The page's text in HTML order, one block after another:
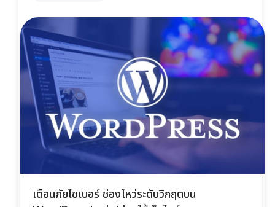
เตือนภัยไซเบอร์ ช่องโหว่ระดับวิกฤตบน